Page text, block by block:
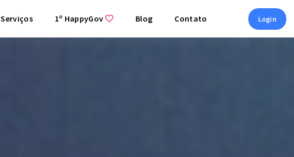
Login
Serviços 1º HappyGov Blog Contato